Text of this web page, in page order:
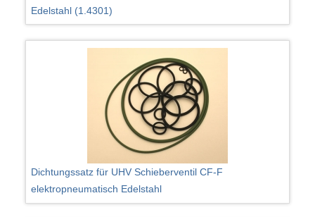
Edelstahl (1.4301)
Dichtungssatz für UHV Schieberventil CF-F
elektropneumatisch Edelstahl